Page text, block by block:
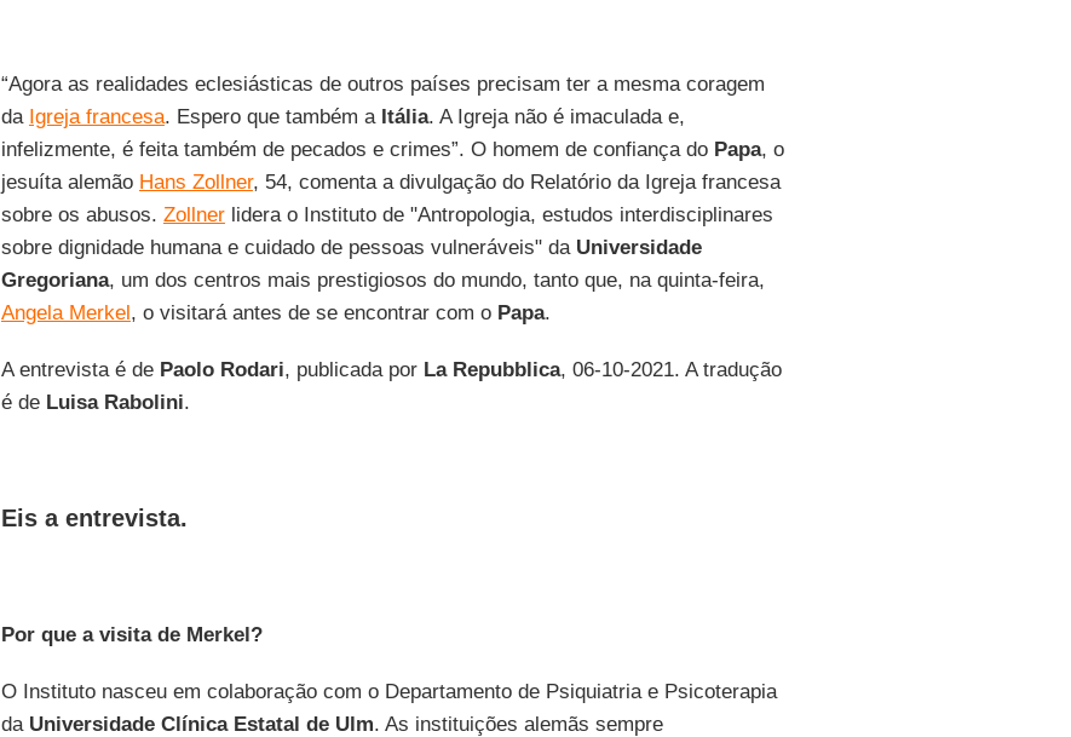
“Agora as realidades eclesiásticas de outros países precisam ter a mesma coragem
da Igreja francesa. Espero que também a Itália. A Igreja não é imaculada e,
infelizmente, é feita também de pecados e crimes”. O homem de confiança do Papa, o
jesuíta alemão Hans Zollner, 54, comenta a divulgação do Relatório da Igreja francesa
sobre os abusos. Zollnerlidera o Instituto de "Antropologia, estudos interdisciplinares
sobre dignidade humana e cuidado de pessoas vulneráveis" da Universidade
Gregoriana, um dos centros mais prestigiosos do mundo, tanto que, na quinta-feira,
Angela Merkel, o visitará antes de se encontrar com o Papa.
A entrevista é de Paolo Rodari, publicada por La Repubblica, 06-10-2021. A tradução
é de Luisa Rabolini.
Eis a entrevista.
Por que a visita de Merkel?
O Instituto nasceu em colaboração com o Departamento de Psiquiatria e Psicoterapia
da Universidade Clínica Estatal de Ulm. As instituições alemãs sempre